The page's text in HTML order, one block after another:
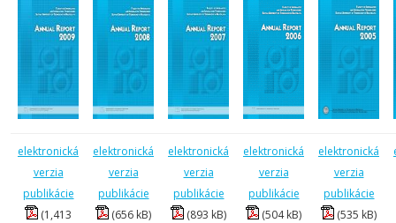
elektronická
verzia
publikácie
(1,413
elektronická
verzia
publikácie
(656 kB)
elektronická
verzia
publikácie
(893 kB)
elektronická
verzia
publikácie
(504 kB)
elektronická
verzia
publikácie
(535 kB)